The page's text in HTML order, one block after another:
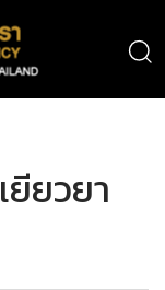
ยวยา